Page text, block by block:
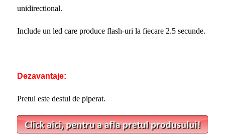
unidirectional.
Include un led care produce flash-uri la fiecare 2.5 secunde.
Dezavantaje:
Pretul este destul de piperat.